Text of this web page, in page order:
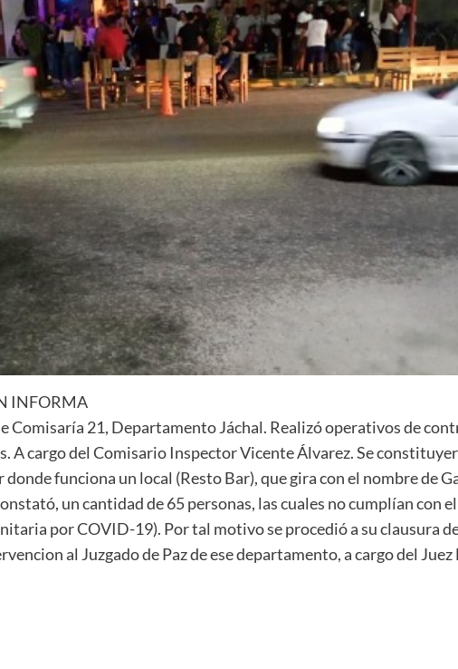
INFORMA
Comisaría 21, Departamento Jáchal. Realizó operativos de
A cargo del Comisario Inspector Vicente Álvarez. Se
donde funciona un local (Resto Bar), que gira con el nombre de
un cantidad de 65 personas, las cuales no cumplían con
por COVID-19). Por tal motivo se procedió a su clausura
al Juzgado de Paz de ese departamento, a cargo del